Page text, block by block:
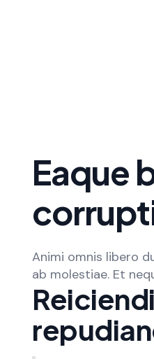
Eaque
Animi omnis libero
ab molestiae. Et